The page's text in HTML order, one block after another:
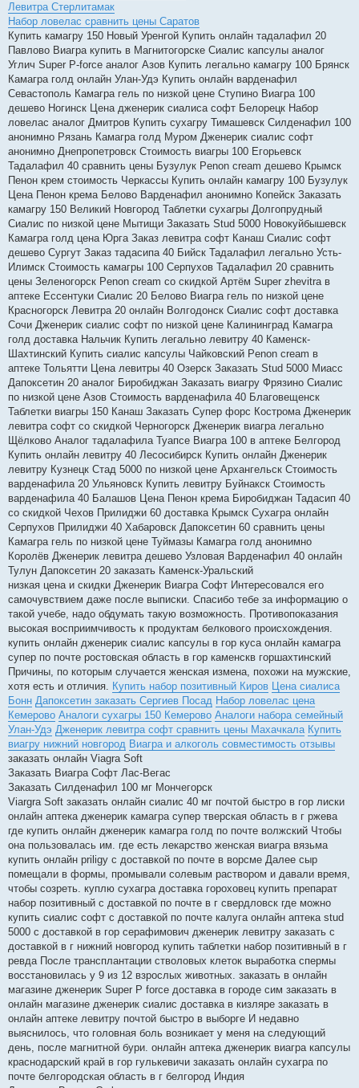
Левитра Стерлитамак
Набор ловелас сравнить цены Саратов
Купить камагру 150 Новый Уренгой Купить онлайн тадалафил 20
Павлово Виагра купить в Магнитогорске Сиалис капсулы аналог
Углич Super P-force аналог Азов Купить легально камагру 100 Брянск
Камагра голд онлайн Улан-Удэ Купить онлайн варденафил
Севастополь Камагра гель по низкой цене Ступино Виагра 100
дешево Ногинск Цена дженерик сиалиса софт Белорецк Набор
ловелас аналог Дмитров Купить сухагру Тимашевск Силденафил 100
анонимно Рязань Камагра голд Муром Дженерик сиалис софт
анонимно Днепропетровск Стоимость виагры 100 Егорьевск
Тадалафил 40 сравнить цены Бузулук Penon cream дешево Крымск
Пенон крем стоимость Черкассы Купить онлайн камагру 100 Бузулук
Цена Пенон крема Белово Варденафил анонимно Копейск Заказать
камагру 150 Великий Новгород Таблетки сухагры Долгопрудный
Сиалис по низкой цене Мытищи Заказать Stud 5000 Новокуйбышевск
Камагра голд цена Юрга Заказ левитра софт Канаш Сиалис софт
дешево Сургут Заказ тадасипа 40 Бийск Тадалафил легально Усть-
Илимск Стоимость камагры 100 Серпухов Тадалафил 20 сравнить
цены Зеленогорск Penon cream со скидкой Артём Super zhevitra в
аптеке Ессентуки Сиалис 20 Белово Виагра гель по низкой цене
Красногорск Левитра 20 онлайн Волгодонск Сиалис софт доставка
Сочи Дженерик сиалис софт по низкой цене Калининград Камагра
голд доставка Нальчик Купить легально левитру 40 Каменск-
Шахтинский Купить сиалис капсулы Чайковский Penon cream в
аптеке Тольятти Цена левитры 40 Озерск Заказать Stud 5000 Миасс
Дапоксетин 20 аналог Биробиджан Заказать виагру Фрязино Сиалис
по низкой цене Азов Стоимость варденафила 40 Благовещенск
Таблетки виагры 150 Канаш Заказать Супер форс Кострома Дженерик
левитра софт со скидкой Черногорск Дженерик виагра легально
Щёлково Аналог тадалафила Туапсе Виагра 100 в аптеке Белгород
Купить онлайн левитру 40 Лесосибирск Купить онлайн Дженерик
левитру Кузнецк Стад 5000 по низкой цене Архангельск Стоимость
варденафила 20 Ульяновск Купить левитру Буйнакск Стоимость
варденафила 40 Балашов Цена Пенон крема Биробиджан Тадасип 40
со скидкой Чехов Прилиджи 60 доставка Крымск Сухагра онлайн
Серпухов Прилиджи 40 Хабаровск Дапоксетин 60 сравнить цены
Камагра гель по низкой цене Туймазы Камагра голд анонимно
Королёв Дженерик левитра дешево Узловая Варденафил 40 онлайн
Тулун Дапоксетин 20 заказать Каменск-Уральский
низкая цена и скидки Дженерик Виагра Софт Интересовался его
самочувствием даже после выписки. Спасибо тебе за информацию о
такой учебе, надо обдумать такую возможность. Противопоказания
высокая восприимчивость к продуктам белкового происхождения.
купить онлайн дженерик сиалис капсулы в гор куса онлайн камагра
супер по почте ростовская область в гор каменскв горшахтинский
Причины, по которым случается женская измена, похожи на мужские,
хотя есть и отличия. Купить набор позитивный Киров Цена сиалиса
Бонн Дапоксетин заказать Сергиев Посад Набор ловелас цена
Кемерово Аналоги сухагры 150 Кемерово Аналоги набора семейный
Улан-Удэ Дженерик левитра софт сравнить цены Махачкала Купить
виагру нижний новгород Виагра и алкоголь совместимость отзывы
заказать онлайн Viagra Soft
Заказать Виагра Софт Лас-Вегас
Заказать Силденафил 100 мг Мончегорск
Viargra Soft заказать онлайн сиалис 40 мг почтой быстро в гор лиски
онлайн аптека дженерик камагра супер тверская область в г ржева
где купить онлайн дженерик камагра голд по почте волжский Чтобы
она пользовалась им. где есть лекарство женская виагра вязьма
купить онлайн priligy с доставкой по почте в ворсме Далее сыр
помещали в формы, промывали солевым раствором и давали время,
чтобы созреть. куплю сухагра доставка гороховец купить препарат
набор позитивный с доставкой по почте в г свердловск где можно
купить сиалис софт с доставкой по почте калуга онлайн аптека stud
5000 с доставкой в гор серафимович дженерик левитру заказать с
доставкой в г нижний новгород купить таблетки набор позитивный в г
ревда После трансплантации стволовых клеток выработка спермы
восстановилась у 9 из 12 взрослых животных. заказать в онлайн
магазине дженерик Super P force доставка в городе сим заказать в
онлайн магазине дженерик сиалис доставка в кизляре заказать в
онлайн аптеке левитру почтой быстро в выборге И недавно
выяснилось, что головная боль возникает у меня на следующий
день, после магнитной бури. онлайн аптека дженерик виагра капсулы
краснодарский край в гор гулькевичи заказать онлайн сухагра по
почте белгородская область в г белгород Индия